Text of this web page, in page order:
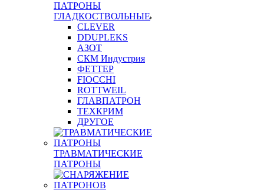
ПАТРОНЫ
ГЛАДКОСТВОЛЬНЫЕ
CLEVER
DDUPLEKS
АЗОТ
СКМ Индустрия
ФЕТТЕР
FIOCCHI
ROTTWEIL
ГЛАВПАТРОН
ТЕХКРИМ
ДРУГОЕ
ТРАВМАТИЧЕСКИЕ
ПАТРОНЫ